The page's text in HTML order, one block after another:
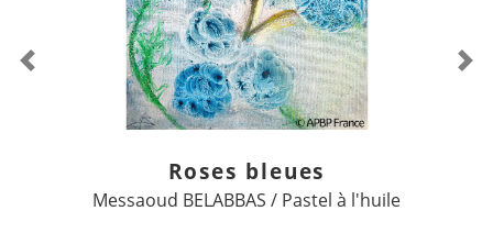
Roses bleues
Messaoud BELABBAS / Pastel à l'huile
Previous